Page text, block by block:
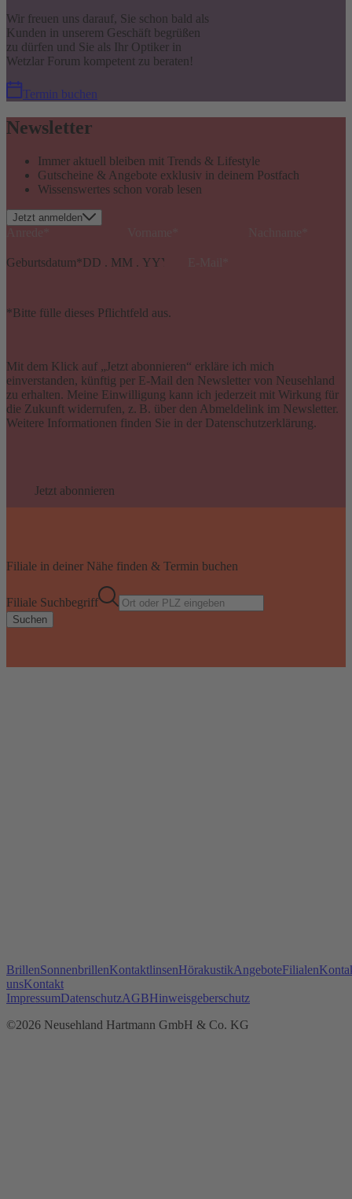
Wir freuen uns darauf, Sie schon bald als
Kunden in unserem Geschäft begrüßen
zu dürfen und Sie als Ihr Optiker in
Wetzlar Forum kompetent zu beraten!
Termin buchen
Newsletter
Immer aktuell bleiben mit Trends & Lifestyle
Gutscheine & Angebote exklusiv in deinem Postfach
Wissenswertes schon vorab lesen
Jetzt anmelden
Geburtsdatum*
*Bitte fülle dieses Pflichtfeld aus.
Mit dem Klick auf „Jetzt abonnieren“ erkläre ich mich
einverstanden, künftig per E-Mail den Newsletter von Neusehland
zu erhalten. Meine Einwilligung kann ich jederzeit mit Wirkung für
die Zukunft widerrufen, z. B. über den Abmeldelink im Newsletter.
Weitere Informationen finden Sie in der Datenschutzerklärung.
Jetzt abonnieren
Filiale in deiner Nähe finden & Termin buchen
Filiale Suchbegriff
Suchen
BrillenSonnenbrillenKontaktlinsenHörakustikAngeboteFilialen
unsKontakt
ImpressumDatenschutzAGBHinweisgeberschutz
©2026 Neusehland Hartmann GmbH & Co. KG